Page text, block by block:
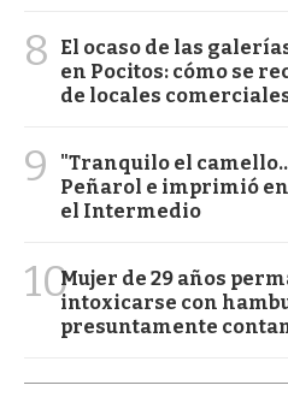
8
El ocaso de las
en Pocitos: cómo se
de locales
9
"Tranquilo el
Peñarol e imprimió
el Intermedio
10Mujer de 29 años
intoxicarse con
presuntamente